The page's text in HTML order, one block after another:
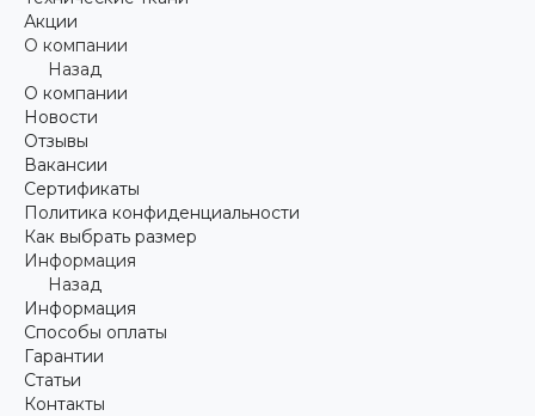
Акции
О компании
Назад
О компании
Новости
Отзывы
Вакансии
Сертификаты
Политика конфиденциальности
Как выбрать размер
Информация
Назад
Информация
Способы оплаты
Гарантии
Статьи
Контакты